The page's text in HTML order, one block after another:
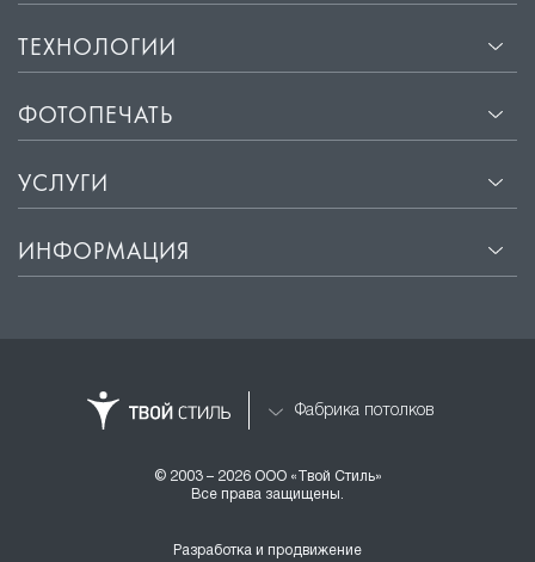
ТЕХНОЛОГИИ
ФОТОПЕЧАТЬ
УСЛУГИ
ИНФОРМАЦИЯ
Фабрика потолков
© 2003 – 2026 ООО «Твой Стиль»
Все права защищены.
Разработка и продвижение